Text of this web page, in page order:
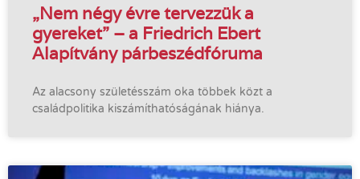
„Nem négy évre tervezzük a
gyereket” – a Friedrich Ebert
Alapítvány párbeszédfóruma
Az alacsony születésszám oka többek közt a
családpolitika kiszámíthatóságának hiánya.